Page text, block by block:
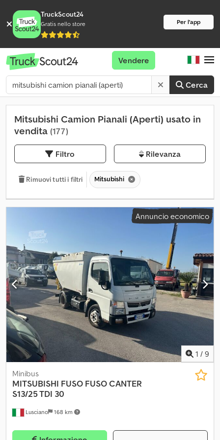
TruckScout24
Gratis nello store Per l'app
Cerca
Vendere
Mitsubishi Camion Pianali (Aperti) usato in
vendita (177)
Filtro Rilevanza
Rimuovi tutti i filtri Mitsubishi
Annuncio economico
1 / 9
Lusciano 168 km
Minibus
MITSUBISHI FUSO FUSO CANTER
S13/25 TDI 30